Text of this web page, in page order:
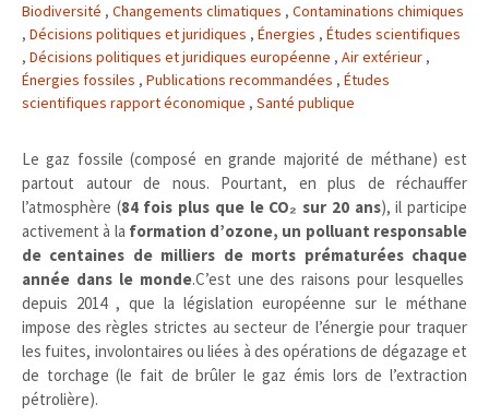
Biodiversité , Changements climatiques , Contaminations chimiques
, Décisions politiques et juridiques , Énergies , Études scientifiques
, Décisions politiques et juridiques européenne , Air extérieur ,
Énergies fossiles , Publications recommandées , Études
scientifiques rapport économique , Santé publique
Le gaz fossile (composé en grande majorité de méthane) est
partout autour de nous. Pourtant, en plus de réchauffer
l’atmosphère (84 fois plus que le CO₂ sur 20 ans), il participe
activement à la formation d’ozone, un polluant responsable
de centaines de milliers de morts prématurées chaque
année dans le monde.C’est une des raisons pour lesquelles
depuis 2014 , que la législation européenne sur le méthane
impose des règles strictes au secteur de l’énergie pour traquer
les fuites, involontaires ou liées à des opérations de dégazage et
de torchage (le fait de brûler le gaz émis lors de l’extraction
pétrolière).